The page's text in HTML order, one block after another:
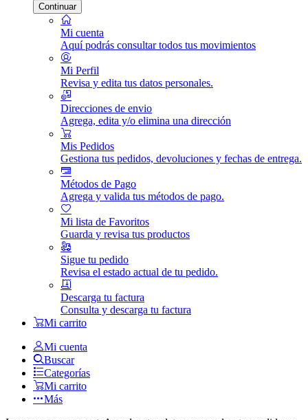
Continuar
Mi cuenta
Aquí podrás consultar todos tus movimientos
Mi Perfil
Revisa y edita tus datos personales.
Direcciones de envio
Agrega, edita y/o elimina una dirección
Mis Pedidos
Gestiona tus pedidos, devoluciones y fechas de entrega.
Métodos de Pago
Agrega y valida tus métodos de pago.
Mi lista de Favoritos
Guarda y revisa tus productos
Sigue tu pedido
Revisa el estado actual de tu pedido.
Descarga tu factura
Consulta y descarga tu factura
Mi carrito
Mi cuenta
Buscar
Categorías
Mi carrito
Más